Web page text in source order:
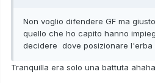
Non voglio difendere GF ma
quello che ho capito hanno
decidere dove posizionare l'erba
Tranquilla era solo una battuta